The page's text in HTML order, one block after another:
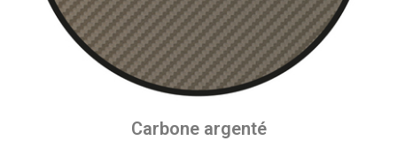
Carbone argenté